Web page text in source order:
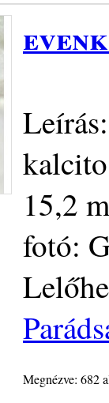
15,2
fotó:
Megnézve: 682